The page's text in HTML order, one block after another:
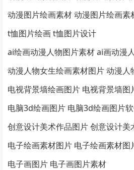
动漫图片绘画素材 动漫图片绘画素
t恤图片绘画 t恤图片设计
ai绘画动漫人物图片素材 ai画动漫
动漫人物女生绘画素材图片 动漫
电视背景墙绘画图片 电视背景墙图
电脑3d绘画图片 电脑3d绘画图片
创意设计美术作品图片 创意设计美
电子绘画素材图片 电子绘画素材图
电子画图片 电子画图片素材